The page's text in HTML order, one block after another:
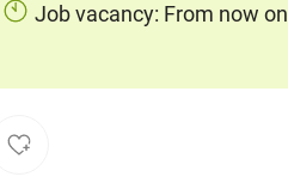
Job vacancy: From now on